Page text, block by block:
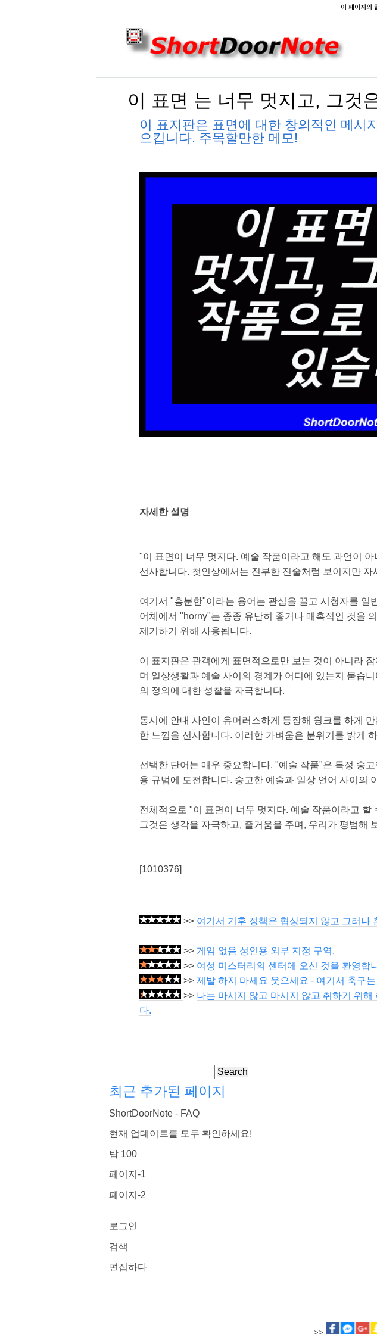
이 표면 는 너무 멋지고, 그것
이 표지판은 표면에 대한 창의적인 메시
으킵니다. 주목할만한 메모!
자세한 설명
"이 표면이 너무 멋지다. 예술 작품이라고 해도 과언이
선사합니다. 첫인상에서는 진부한 진술처럼 보이지만
여기서 "흥분한"이라는 용어는 관심을 끌고 시청자를
어체에서 "horny"는 종종 유난히 좋거나 매혹적인 것을
제기하기 위해 사용됩니다.
이 표지판은 관객에게 표면적으로만 보는 것이 아니라
며 일상생활과 예술 사이의 경계가 어디에 있는지 묻습
의 정의에 대한 성찰을 자극합니다.
동시에 안내 사인이 유머러스하게 등장해 윙크를 하게
한 느낌을 선사합니다. 이러한 가벼움은 분위기를 밝게
선택한 단어는 매우 중요합니다. "예술 작품"은 특정 숭
용 규범에 도전합니다. 숭고한 예술과 일상 언어 사이의
전체적으로 "이 표면이 너무 멋지다. 예술 작품이라고
그것은 생각을 자극하고, 즐거움을 주며, 우리가 평범해
[1010376]
>> 여기서 기후 정책은 협상되지 않고 그러나
>> 게임 없음 성인용 외부 지정 구역.
>> 여성 미스터리의 센터에 오신 것을 환영합
>> 제발 하지 마세요 웃으세요 - 여기서 축구
>> 나는 마시지 않고 마시지 않고 취하기 위
다.
Search
최근 추가된 페이지
ShortDoorNote - FAQ
현재 업데이트를 모두 확인하세요!
탑 100
페이지-1
페이지-2
로그인
검색
편집하다